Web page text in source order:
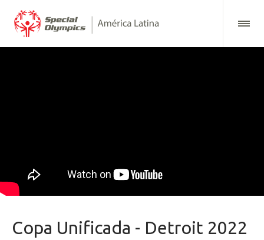
Copa Unificada - Detroit 2022